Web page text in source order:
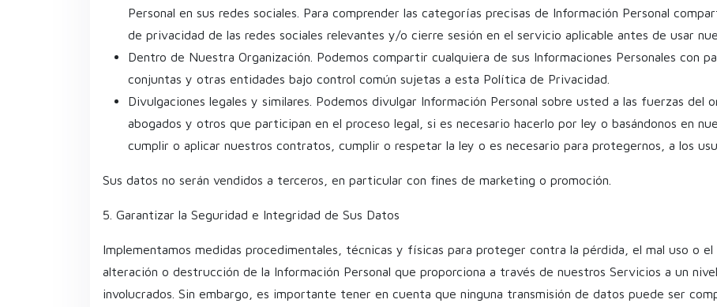
Personal en sus redes sociales. Para comprender las categorías precisas de Información Personal
de privacidad de las redes sociales relevantes y/o cierre sesión en el servicio aplicable antes de usar
Dentro de Nuestra Organización. Podemos compartir cualquiera de sus Informaciones Personales con
conjuntas y otras entidades bajo control común sujetas a esta Política de Privacidad.
Divulgaciones legales y similares. Podemos divulgar Información Personal sobre usted a las fuerzas del
abogados y otros que participan en el proceso legal, si es necesario hacerlo por ley o basándonos en
cumplir o aplicar nuestros contratos, cumplir o respetar la ley o es necesario para protegernos, a los
Sus datos no serán vendidos a terceros, en particular con fines de marketing o promoción.
5. Garantizar la Seguridad e Integridad de Sus Datos
Implementamos medidas procedimentales, técnicas y físicas para proteger contra la pérdida, el mal uso o el
alteración o destrucción de la Información Personal que proporciona a través de nuestros Servicios a un
involucrados. Sin embargo, es importante tener en cuenta que ninguna transmisión de datos puede ser